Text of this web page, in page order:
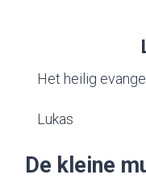
Het heilig
Lukas
De kleine